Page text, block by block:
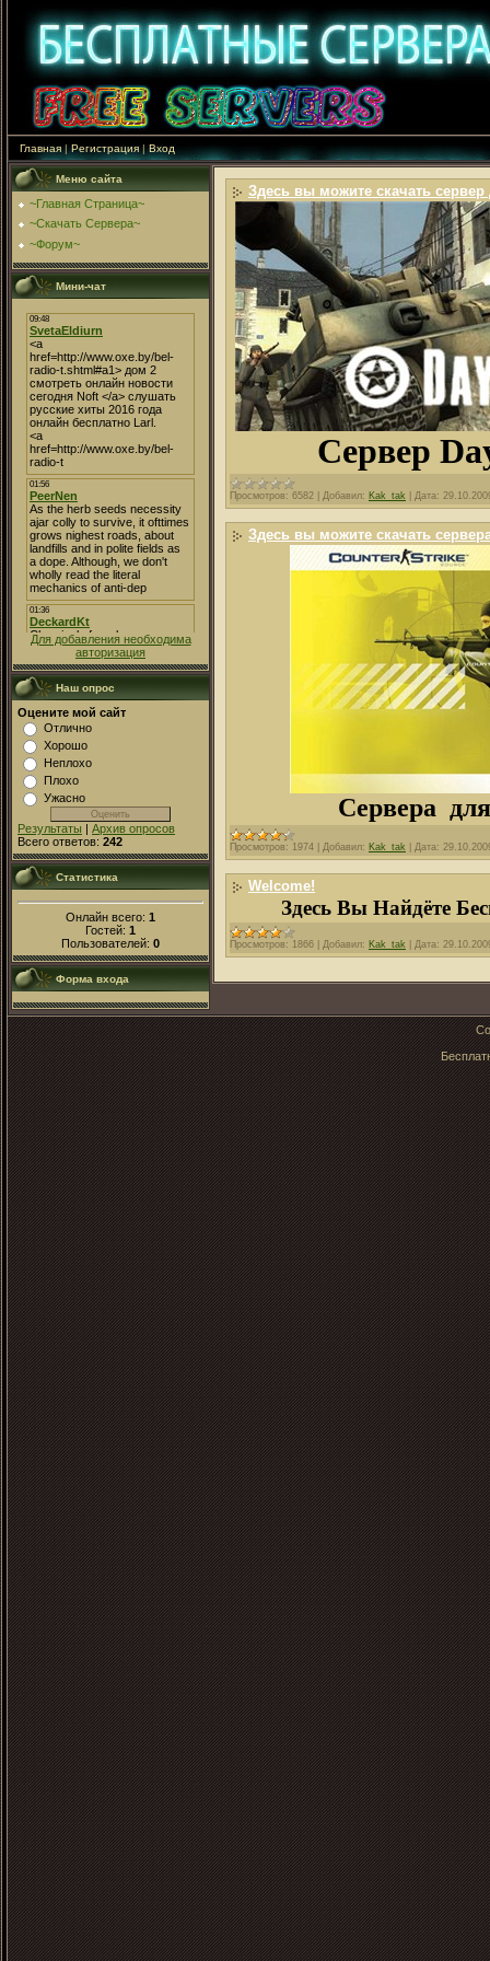
Главная |Регистрация| Вход
Меню сайта
~Главная Страница~
~Скачать Сервера~
~Форум~
Мини-чат
Для добавления необходима
авторизация
Наш опрос
Оцените мой сайт
Отлично
Хорошо
Неплохо
Плохо
Ужасно
Результаты | Архив опросов
Всего ответов: 242
Статистика
Онлайн всего: 1
Гостей: 1
Пользователей: 0
Форма входа
Здесь вы можите скачать сервер
Сервер
Просмотров: 6582 Добавил: Kak_tak Дата:
Здесь вы можите скачать
Сервера
Просмотров: 1974 Добавил: Kak_tak Дата:
Welcome!
Здесь Вы Найдёте
Просмотров: 1866 Добавил: Kak_tak Дата: